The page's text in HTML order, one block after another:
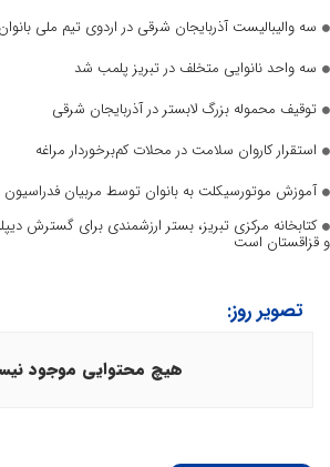
سه والیبالیست آذربایجان‌ شرقی در اردوی تیم ملی بانوان
سه واحد نانوایی متخلف در تبریز پلمب شد
توقیف محموله بزرگ لابستر در آذربایجان شرقی
استقرار کاروان سلامت در محلات کم‌برخوردار مراغه
آموزش موتورسیکلت به بانوان توسط مربیان فدراسیون
کتابخانه مرکزی تبریز، بستر ارزشمندی برای گسترش
و قزاقستان است
تصویر روز:
هیچ محتوایی موجود